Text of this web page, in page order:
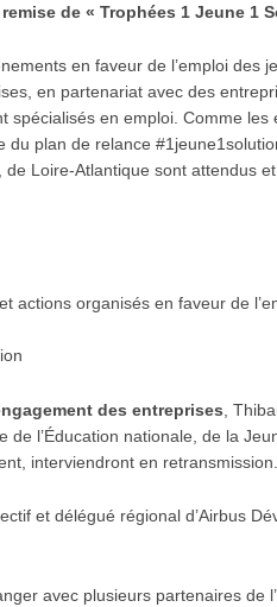
de « Trophées 1 Jeune 1
en faveur de l’emploi des
en partenariat avec des
spécialisés en emploi. Comme les
du plan de relance
de Loire-Atlantique sont attendus
actions organisés en faveur de
des entreprises ,
de l’Éducation nationale, de la
interviendront en retransmission.
et délégué régional d’Airbus
avec plusieurs partenaires de